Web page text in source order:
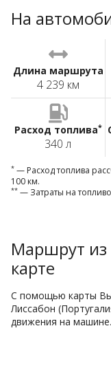
На
Длина маршрута
4 239 км
Расход топлива*
340 л
* — Расход топлива
100 км.
** — Затраты на
Маршрут из
карте
С помощью карты Вы
Лиссабон
движения на машине.